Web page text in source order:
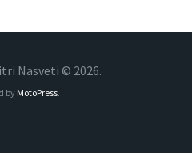
Nasveti © 2026.
by MotoPress.